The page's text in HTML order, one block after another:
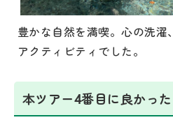
豊かな自然を満喫。心の洗
アクティビティでした。
本ツアー4番目に良かっ